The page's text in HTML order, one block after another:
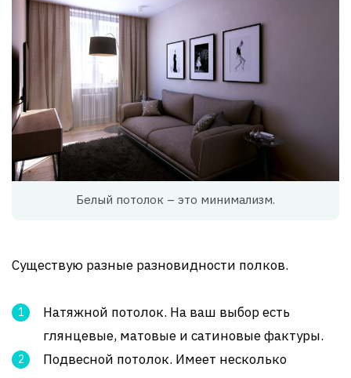
Белый потолок – это минимализм.
Существую разные разновидности полков.
Натяжной потолок. На ваш выбор есть
глянцевые, матовые и сатиновые фактуры.
Подвесной потолок. Имеет несколько